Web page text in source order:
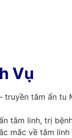
Vụ
truyền tâm ấn tu
tâm linh, trị
mắc về tâm linh